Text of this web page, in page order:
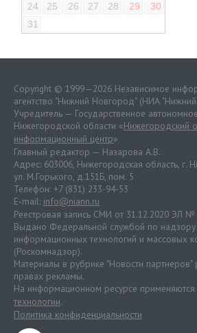
24
25 26 27 28 29
30
31
Copyright © 1999—2026 Независимое
агентство "Нижний Новгород" (НИА
Учредитель — Государственное
Нижегородской области «Нижегородский
информационный центр»
Главный редактор — Назарова А.В.
Адрес: 603006, Нижегородская область, г.
ул. М.Горького, д.151Б, пом. 5
Телефон: +7 (831) 233-94-53
E-mail: info@niann.ru
Реестровая запись СМИ от 31.12.2020 ЭЛ
Выдано Федеральной службой по надзору
информационных технологий и массовых
(Роскомнадзор).
Материалы в рубрике "Новости
правах рекламы.
На информационном ресурсе применяются
технологии.
Политика конфиденциальности